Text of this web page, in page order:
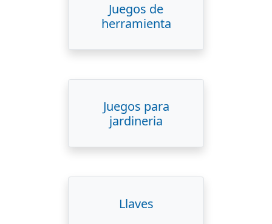
Juegos de
herramienta
Juegos para
jardineria
Llaves